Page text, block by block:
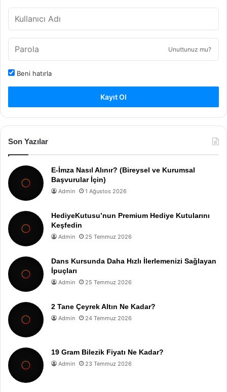
Unuttunuz mu?
Beni hatırla
Kayıt Ol
Son Yazılar
E-İmza Nasıl Alınır? (Bireysel ve Kurumsal
Başvurular İçin)
Admin 1 Ağustos 2026
HediyeKutusu’nun Premium Hediye Kutularını
Keşfedin
Admin 25 Temmuz 2026
Dans Kursunda Daha Hızlı İlerlemenizi Sağlayan
İpuçları
Admin 25 Temmuz 2026
2 Tane Çeyrek Altın Ne Kadar?
Admin 24 Temmuz 2026
19 Gram Bilezik Fiyatı Ne Kadar?
Admin 23 Temmuz 2026